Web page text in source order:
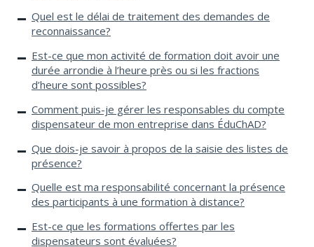
Quel est le délai de traitement des demandes de
reconnaissance?
Est-ce que mon activité de formation doit avoir une
durée arrondie à l’heure près ou si les fractions
d’heure sont possibles?
Comment puis-je gérer les responsables du compte
dispensateur de mon entreprise dans ÉduChAD?
Que dois-je savoir à propos de la saisie des listes de
présence?
Quelle est ma responsabilité concernant la présence
des participants à une formation à distance?
Est-ce que les formations offertes par les
dispensateurs sont évaluées?